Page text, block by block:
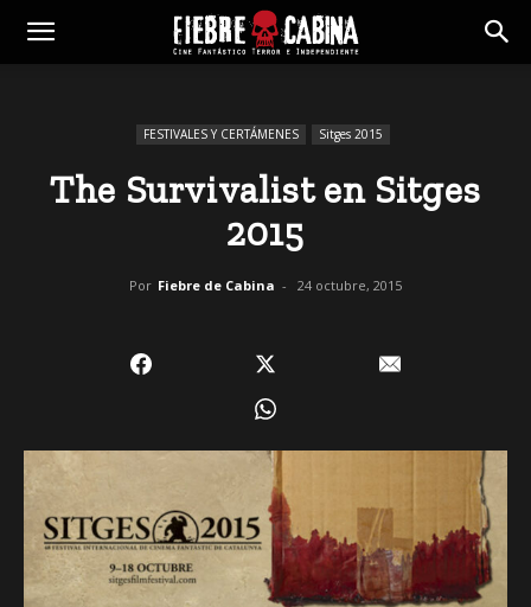
FESTIVALES Y CERTÁMENES Sitges 2015
The Survivalist en Sitges
2015
Por Fiebre de Cabina - 24 octubre, 2015